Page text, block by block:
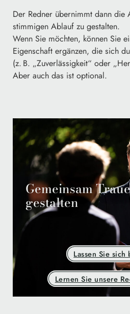
Der Redner übernimmt dann die
stimmigen Ablauf zu gestalten.
Wenn Sie möchten, können Sie
Eigenschaft ergänzen, die sich
(z. B. „Zuverlässigkeit“ oder
Aber auch das ist optional.
Gemeinsam
gestalten
Lassen Sie sich
Lernen Sie unsere